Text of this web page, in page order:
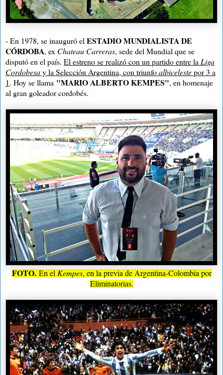
- En 1978, se inauguró el ESTADIO MUNDIALISTA DE
CÓRDOBA, ex Chateau Carreras, sede del Mundial que se
disputó en el país. El estreno se realizó con un partido entre la Liga
Cordobesay la Selección Argentina, con triunfoalbicelestepor 3 a
1. Hoy se llama "MARIO ALBERTO KEMPES", en homenaje
al gran goleador cordobés.
FOTO.En elKempes, en la previa de Argentina-Colombia por
Eliminatorias.